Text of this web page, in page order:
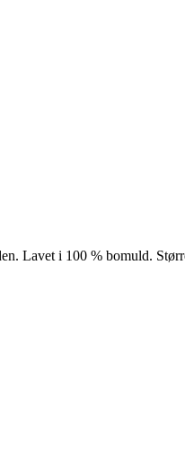
Lavet i 100 % bomuld.